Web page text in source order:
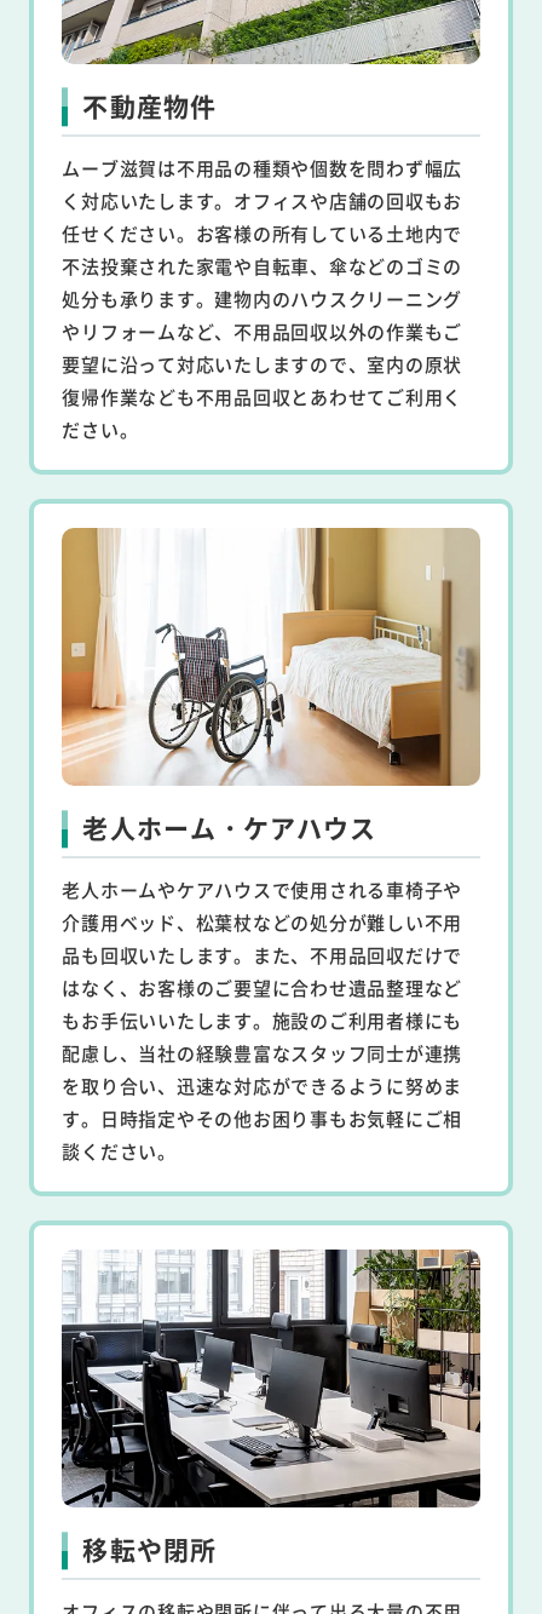
不動産物件
ムーブ滋賀は不用品の種類や個数を問わず幅広
く対応いたします。オフィスや店舗の回収もお
任せください。お客様の所有している土地内で
不法投棄された家電や自転車、傘などのゴミの
処分も承ります。建物内のハウスクリーニング
やリフォームなど、不用品回収以外の作業もご
要望に沿って対応いたしますので、室内の原状
復帰作業なども不用品回収とあわせてご利用く
ださい。
老人ホーム・ケアハウス
老人ホームやケアハウスで使用される車椅子や
介護用ベッド、松葉杖などの処分が難しい不用
品も回収いたします。また、不用品回収だけで
はなく、お客様のご要望に合わせ遺品整理など
もお手伝いいたします。施設のご利用者様にも
配慮し、当社の経験豊富なスタッフ同士が連携
を取り合い、迅速な対応ができるように努めま
す。日時指定やその他お困り事もお気軽にご相
談ください。
移転や閉所